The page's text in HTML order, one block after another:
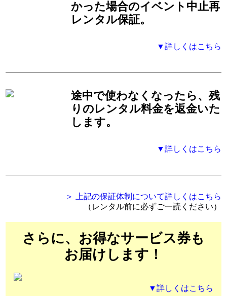
かった場合のイベント中止再
レンタル保証。
▼詳しくはこちら
途中で使わなくなったら、残
りのレンタル料金を返金いた
します。
▼詳しくはこちら
＞ 上記の保証体制について詳しくはこちら
（レンタル前に必ずご一読ください）
さらに、お得なサービス券も
お届けします！
▼詳しくはこちら